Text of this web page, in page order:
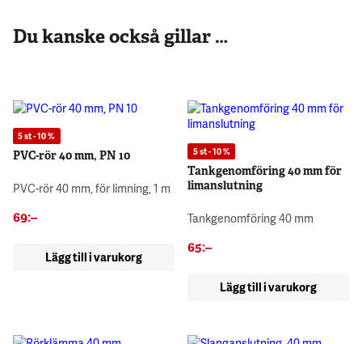
Du kanske också gillar …
5 st - 10 %
PVC-rör 40 mm, PN 10
PVC-rör 40 mm, för limning, 1 m
69:–
Lägg till i varukorg
5 st - 10 %
Tankgenomföring 40 mm för
limanslutning
Tankgenomföring 40 mm
65:–
Lägg till i varukorg